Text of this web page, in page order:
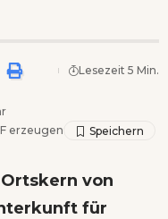
erzeugen
Lesezeit 5 Min.
von
für